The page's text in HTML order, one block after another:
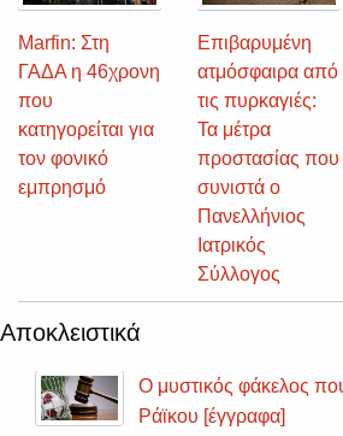
Marfin: Στη
ΓΑΔΑ η 46χρονη
που
κατηγορείται για
τον φονικό
εμπρησμό
Επιβαρυμένη
ατμόσφαιρα από
τις πυρκαγιές:
Τα μέτρα
προστασίας που
συνιστά ο
Πανελλήνιος
Ιατρικός
Σύλλογος
Αποκλειστικά
Ο μυστικός φάκελος που
Ράϊκου [έγγραφα]